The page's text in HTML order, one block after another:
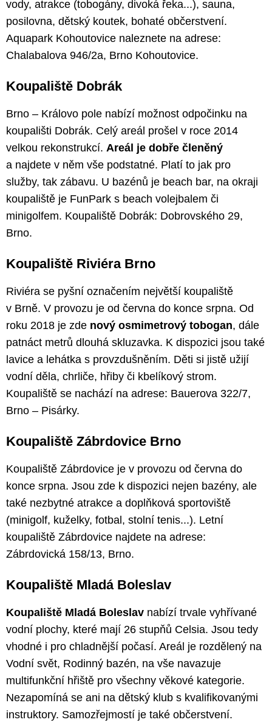
vody, atrakce (tobogány, divoká řeka...), sauna,
posilovna, dětský koutek, bohaté občerstvení.
Aquapark Kohoutovice naleznete na adrese:
Chalabalova 946/2a, Brno Kohoutovice.
Koupaliště Dobrák
Brno – Královo pole nabízí možnost odpočinku na
koupališti Dobrák. Celý areál prošel v roce 2014
velkou rekonstrukcí. Areál je dobře členěný
a najdete v něm vše podstatné. Platí to jak pro
služby, tak zábavu. U bazénů je beach bar, na okraji
koupaliště je FunPark s beach volejbalem či
minigolfem. Koupaliště Dobrák: Dobrovského 29,
Brno.
Koupaliště Riviéra Brno
Riviéra se pyšní označením největší koupaliště
v Brně. V provozu je od června do konce srpna. Od
roku 2018 je zde nový osmimetrový tobogan, dále
patnáct metrů dlouhá skluzavka. K dispozici jsou také
lavice a lehátka s provzdušněním. Děti si jistě užijí
vodní děla, chrliče, hřiby či kbelíkový strom.
Koupaliště se nachází na adrese: Bauerova 322/7,
Brno – Pisárky.
Koupaliště Zábrdovice Brno
Koupaliště Zábrdovice je v provozu od června do
konce srpna. Jsou zde k dispozici nejen bazény, ale
také nezbytné atrakce a doplňková sportoviště
(minigolf, kuželky, fotbal, stolní tenis...). Letní
koupaliště Zábrdovice najdete na adrese:
Zábrdovická 158/13, Brno.
Koupaliště Mladá Boleslav
Koupaliště Mladá Boleslav nabízí trvale vyhřívané
vodní plochy, které mají 26 stupňů Celsia. Jsou tedy
vhodné i pro chladnější počasí. Areál je rozdělený na
Vodní svět, Rodinný bazén, na vše navazuje
multifunkční hřiště pro všechny věkové kategorie.
Nezapomíná se ani na dětský klub s kvalifikovanými
instruktory. Samozřejmostí je také občerstvení.